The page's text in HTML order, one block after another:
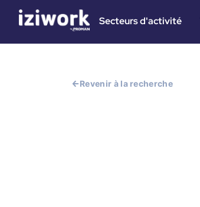
Secteurs d'activité
Revenir à la recherche